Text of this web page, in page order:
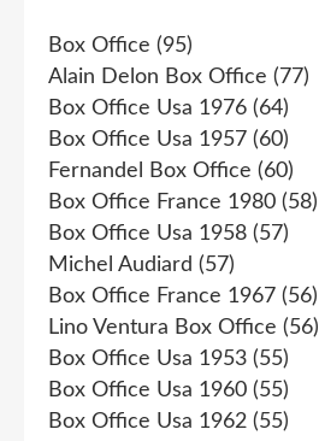
Box Office (95)
Alain Delon Box Office (77)
Box Office Usa 1976 (64)
Box Office Usa 1957 (60)
Fernandel Box Office (60)
Box Office France 1980 (58)
Box Office Usa 1958 (57)
Michel Audiard (57)
Box Office France 1967 (56)
Lino Ventura Box Office (56)
Box Office Usa 1953 (55)
Box Office Usa 1960 (55)
Box Office Usa 1962 (55)